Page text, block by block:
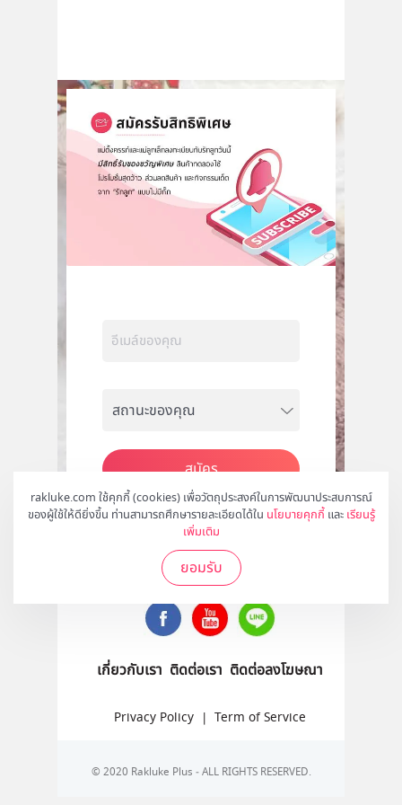
rakluke.com ใช้คุกกี้ (cookies) เพื่อวัตถุประสงค์ในการพัฒนาประสบการณ์
ของผู้ใช้ให้ดียิ่งขึ้น ท่านสามารถศึกษารายละเอียดได้ใน นโยบายคุกกี้ และ เรียนรู้
เพิ่มเติม
ยอมรับ
สมัคร
ติดตามเราได้ที่
เกี่ยวกับเรา ติดต่อเรา ติดต่อลงโฆษณา
Privacy Policy | Term of Service
© 2020 Rakluke Plus - ALL RIGHTS RESERVED.